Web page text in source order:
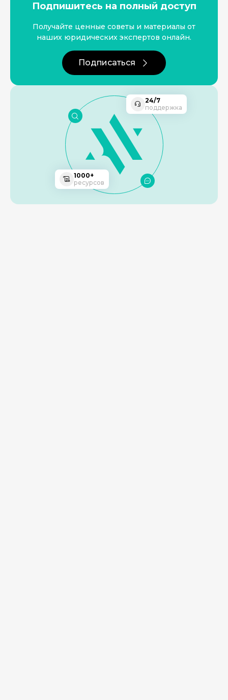
Подпишитесь на полный доступ
Получайте ценные советы и материалы от
наших юридических экспертов онлайн.
Подписаться
1000+
ресурсов
24/7
поддержка